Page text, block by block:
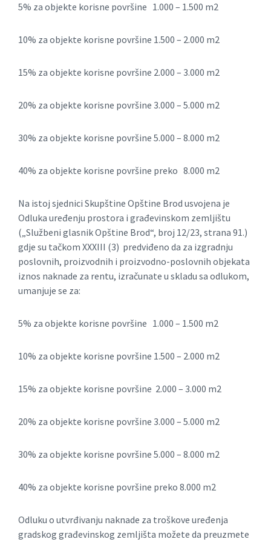
5% za objekte korisne površine 1.000 – 1.500 m2
10% za objekte korisne površine 1.500 – 2.000 m2
15% za objekte korisne površine 2.000 – 3.000 m2
20% za objekte korisne površine 3.000 – 5.000 m2
30% za objekte korisne površine 5.000 – 8.000 m2
40% za objekte korisne površine preko 8.000 m2
Na istoj sjednici Skupštine Opštine Brod usvojena je
Odluka uređenju prostora i građevinskom zemljištu
(„Službeni glasnik Opštine Brod“, broj 12/23, strana 91.)
gdje su tačkom XXXIII (3) predviđeno da za izgradnju
poslovnih, proizvodnih i proizvodno-poslovnih objekata
iznos naknade za rentu, izračunate u skladu sa odlukom,
umanjuje se za:
5% za objekte korisne površine 1.000 – 1.500 m2
10% za objekte korisne površine 1.500 – 2.000 m2
15% za objekte korisne površine 2.000 – 3.000 m2
20% za objekte korisne površine 3.000 – 5.000 m2
30% za objekte korisne površine 5.000 – 8.000 m2
40% za objekte korisne površine preko 8.000 m2
Odluku o utvrđivanju naknade za troškove uređenja
gradskog građevinskog zemljišta možete da preuzmete